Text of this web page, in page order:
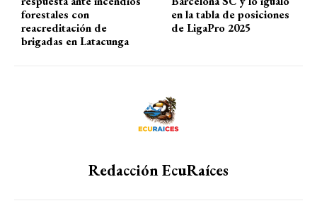
forestales con
reacreditación de
brigadas en Latacunga
en la tabla de posiciones
de LigaPro 2025
Redacción EcuRaíces